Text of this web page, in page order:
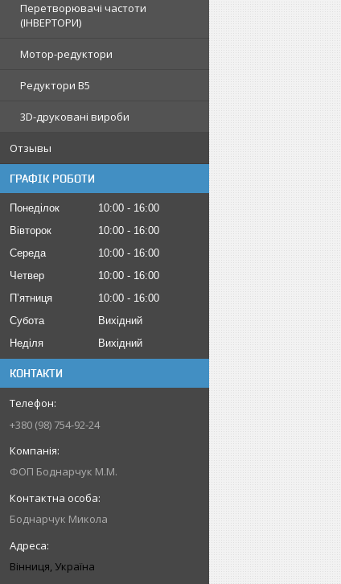
Перетворювачі частоти
(ІНВЕРТОРИ)
Мотор-редуктори
Редуктори B5
3D-друковані вироби
Отзывы
ГРАФІК РОБОТИ
Понеділок 10:00
16:00
Вівторок
10:00
16:00
Середа
10:00
16:00
Четвер
10:00
16:00
Пʼятниця
10:00
16:00
Субота
Вихідний
Неділя
Вихідний
КОНТАКТИ
+380 (98) 754-92-24
ФОП Боднарчук М.М.
Боднарчук Микола
Вінниця, Україна